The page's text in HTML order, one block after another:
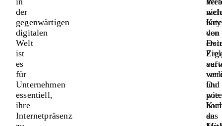
der
gegenwärtigen
digitalen
Welt
ist
es
für
Unternehmen
essentiell,
ihre
Internetpräsenz
den
Du
an
von
und
wie
das